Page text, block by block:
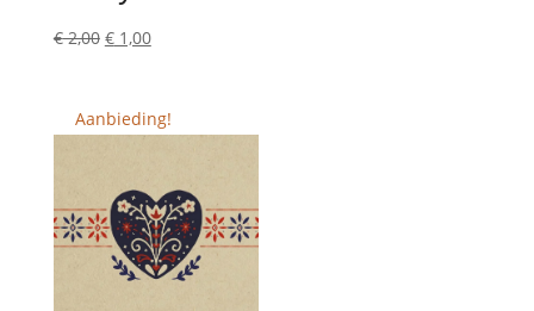
€2,00 Oorspronkelijke
€ 2,00.
€1,00Huidige
€ 1,00.
Aanbieding!